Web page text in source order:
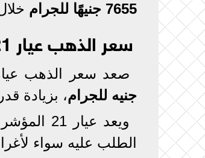
7655 جنيهًا للجرام
سعر الذهب عيار 21 اليوم
صعد سعر الذهب عيار 21، الأكثر تداولًا في السوق المصرية، إلى
جنيه للجرام، بزيادة قدرها 40 جنيهًا مقارنة
ويعد
الطلب عليه سواء